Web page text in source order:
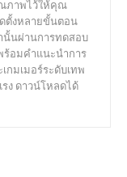
ณภาพไว้ให้คุณ
ตั้งหลายขั้นตอน
นั้นผ่านการทดสอบ
ร้อมคำแนะนำการ
กมเมอร์ระดับเทพ
ง ดาวน์โหลดได้